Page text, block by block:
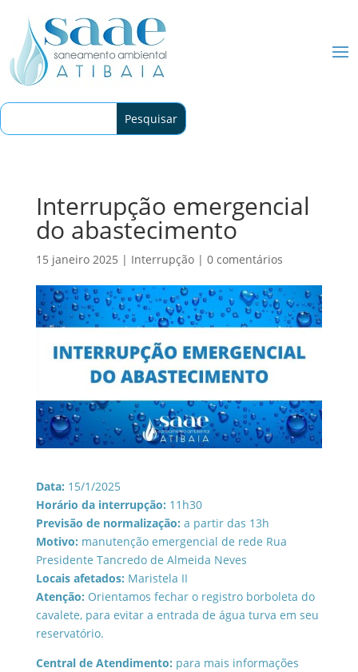
Interrupção emergencial
do abastecimento
15 janeiro 2025 | Interrupção| 0 comentários
Data: 15/1/2025
Horário da interrupção: 11h30
Previsão de normalização: a partir das 13h
Motivo: manutenção emergencial de rede Rua
Presidente Tancredo de Almeida Neves
Locais afetados: Maristela II
Atenção: Orientamos fechar o registro borboleta do
cavalete, para evitar a entrada de água turva em seu
reservatório.
Central de Atendimento: para mais informações